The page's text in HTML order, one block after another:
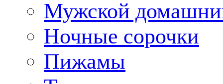
Мужской
Ночные сорочки
Пижамы